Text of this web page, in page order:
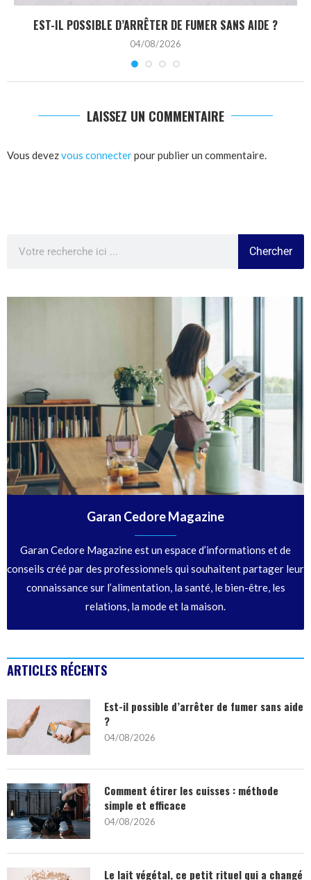
EST-IL POSSIBLE D’ARRÊTER DE FUMER SANS AIDE ?
04/08/2026
LAISSEZ UN COMMENTAIRE
Vous devezvous connecterpour publier un commentaire.
Chercher
Garan Cedore Magazine
Garan Cedore Magazine est un espace d’informations et de
conseils créé par des professionnels qui souhaitent partager leur
connaissance sur l’alimentation, la santé, le bien-être, les
relations, la mode et la maison.
ARTICLES RÉCENTS
Est-il possible d’arrêter de fumer sans aide
?
04/08/2026
Comment étirer les cuisses : méthode
simple et efficace
04/08/2026
Le lait végétal, ce petit rituel qui a changé